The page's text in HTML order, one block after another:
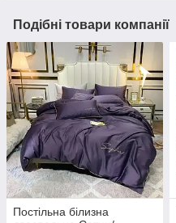
Подібні товари компанії
Постільна білизна